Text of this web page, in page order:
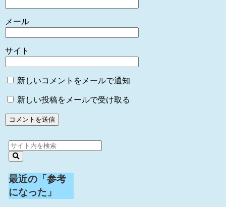
メール
サイト
新しいコメントをメールで通知
新しい投稿をメールで受け取る
最近の「参考
になった」